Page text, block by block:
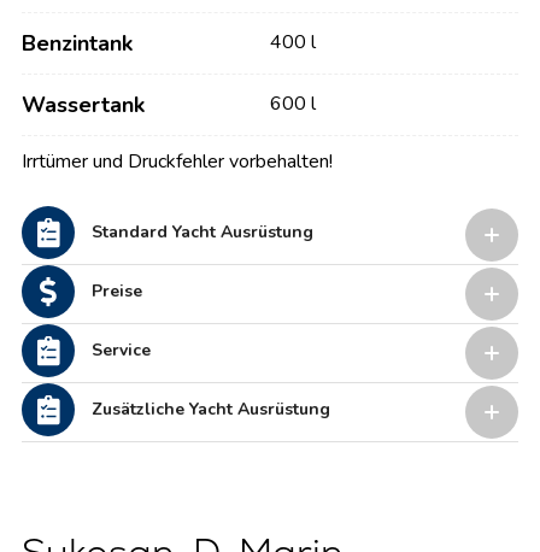
Benzintank 400 l
Wassertank 600 l
Irrtümer und Druckfehler vorbehalten!
Standard Yacht Ausrüstung
Preise
Service
Zusätzliche Yacht Ausrüstung